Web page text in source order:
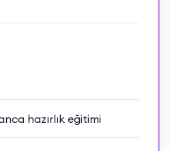
hazırlık eğitimi